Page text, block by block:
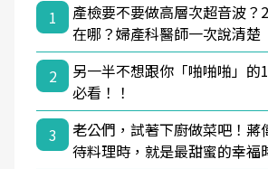
1
產檢要不要做高層次超音波？
在哪？婦產科醫師一次說清楚
2
另一半不想跟你「啪啪啪」的
必看！！
3
老公們，試著下廚做菜吧！蔣
待料理時，就是最甜蜜的幸福